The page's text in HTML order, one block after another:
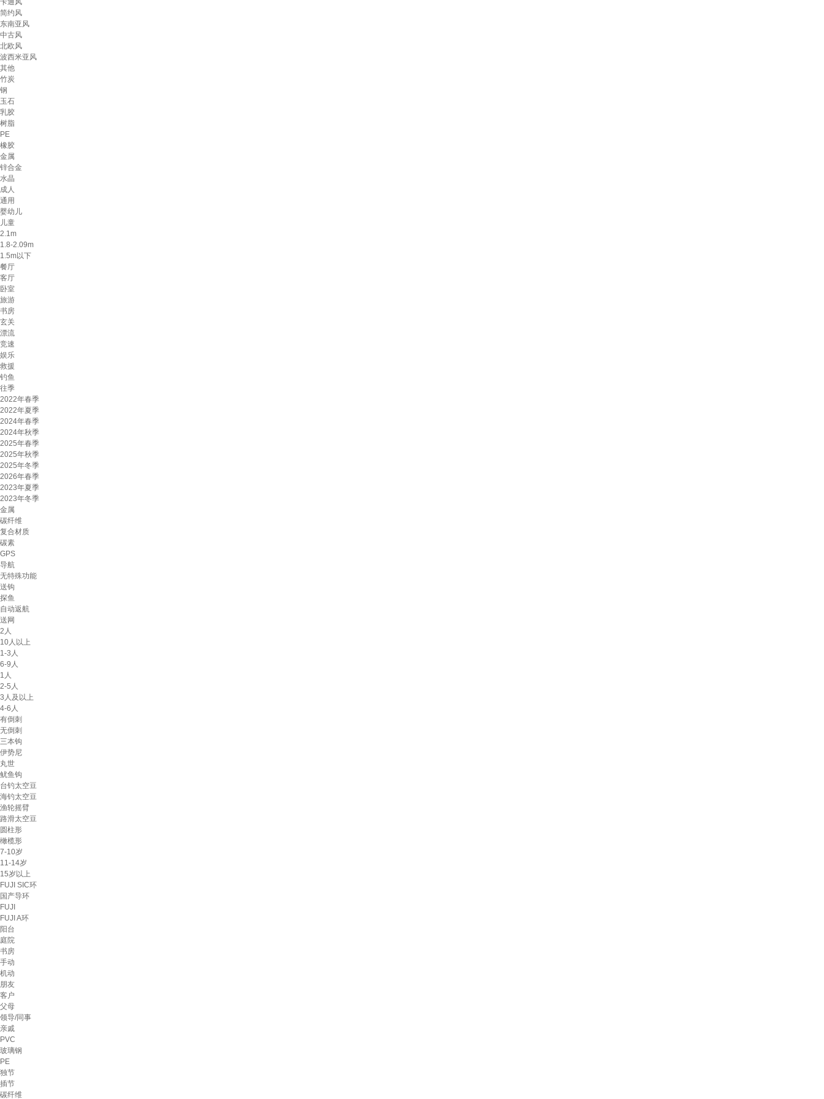
卡通风
简约风
东南亚风
中古风
北欧风
波西米亚风
其他
竹炭
钢
玉石
乳胶
树脂
PE
橡胶
金属
锌合金
水晶
成人
通用
婴幼儿
儿童
2.1m
1.8-2.09m
1.5m以下
餐厅
客厅
卧室
旅游
书房
玄关
漂流
竞速
娱乐
救援
钓鱼
往季
2022年春季
2022年夏季
2024年春季
2024年秋季
2025年春季
2025年秋季
2025年冬季
2026年春季
2023年夏季
2023年冬季
金属
碳纤维
复合材质
碳素
GPS
导航
无特殊功能
送钩
探鱼
自动返航
送网
2人
10人以上
1-3人
6-9人
1人
2-5人
3人及以上
4-6人
有倒刺
无倒刺
三本钩
伊势尼
丸世
鱿鱼钩
台钓太空豆
海钓太空豆
渔轮摇臂
路滑太空豆
圆柱形
橄榄形
7-10岁
11-14岁
15岁以上
FUJI SIC环
国产导环
FUJI
FUJI A环
阳台
庭院
书房
手动
机动
朋友
客户
父母
领导/同事
亲戚
PVC
玻璃钢
PE
独节
插节
碳纤维